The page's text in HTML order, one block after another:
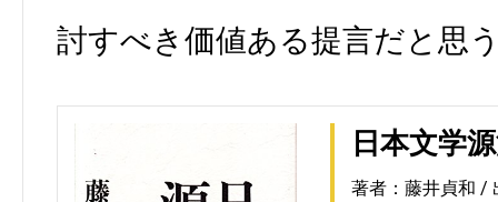
討すべき価値ある提言だと思
日本文学
著者：藤井貞和